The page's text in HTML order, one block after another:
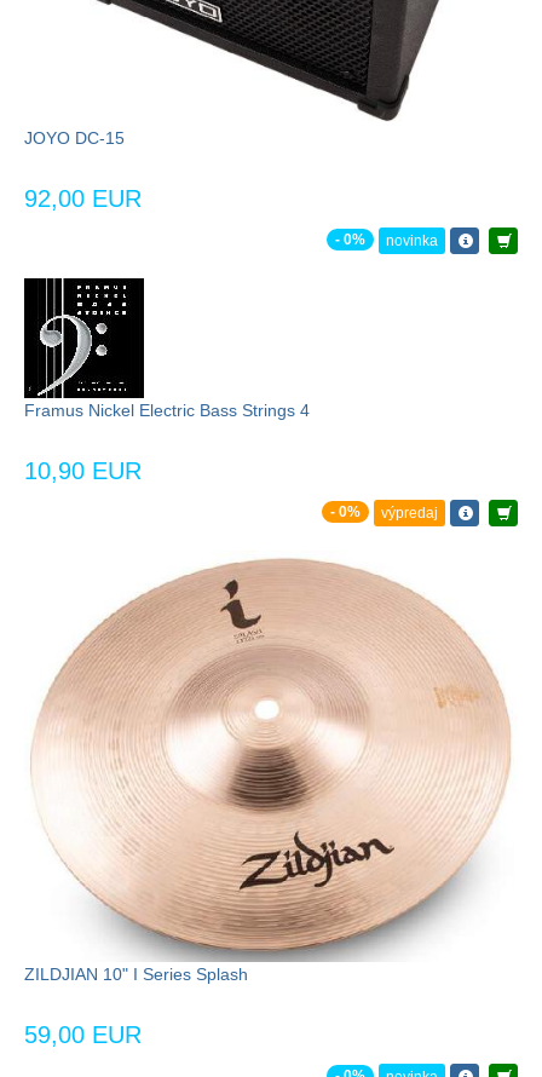
JOYO DC-15
92,00 EUR
- 0% novinka
Framus Nickel Electric Bass Strings 4
10,90 EUR
- 0% výpredaj
ZILDJIAN 10" I Series Splash
59,00 EUR